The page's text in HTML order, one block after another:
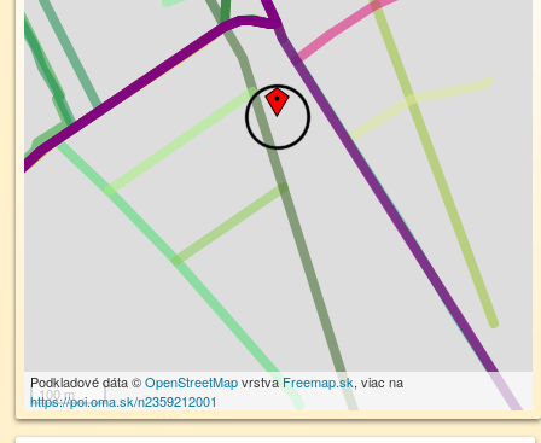
100 m
Podkladové dáta ©OpenStreetMapvrstva Freemap.sk, viac na
https://poi.oma.sk/n2359212001